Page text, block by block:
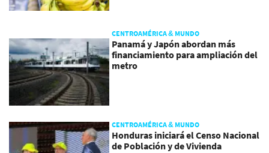
CENTROAMÉRICA & MUNDO
Panamá y Japón abordan más
financiamiento para ampliación del
metro
CENTROAMÉRICA & MUNDO
Honduras iniciará el Censo Nacional
de Población y de Vivienda